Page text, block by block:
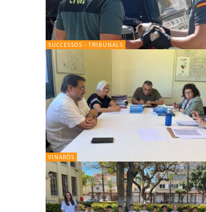
SUCCESSOS - TRIBUNALS
VINARÒS